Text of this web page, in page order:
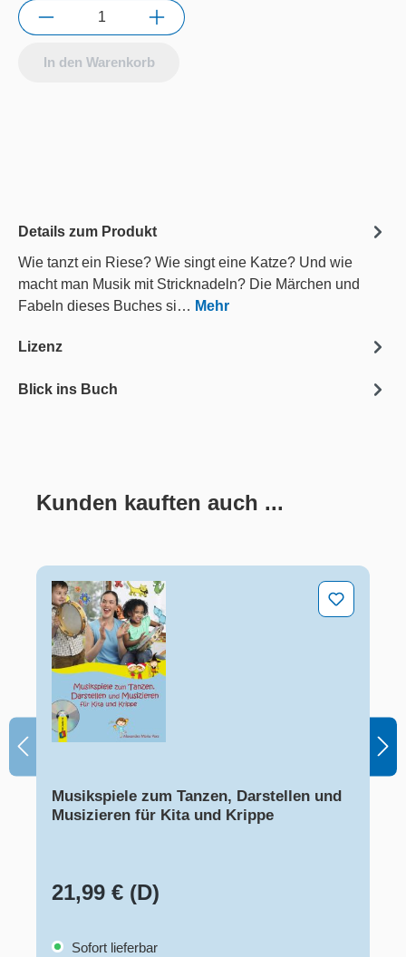
Anzahl
In den Warenkorb
Details zum Produkt
Wie tanzt ein Riese? Wie singt eine Katze? Und wie
macht man Musik mit Stricknadeln? Die Märchen und
Fabeln dieses Buches si… Mehr
Lizenz
Blick ins Buch
Produktgalerie überspringen
Kunden kauften auch ...
Musikspiele zum Tanzen, Darstellen und Musizieren
Musikspiele zum Tanzen, Darstellen und
Musizieren für Kita und Krippe
21,99 € (D)
Sofort lieferbar